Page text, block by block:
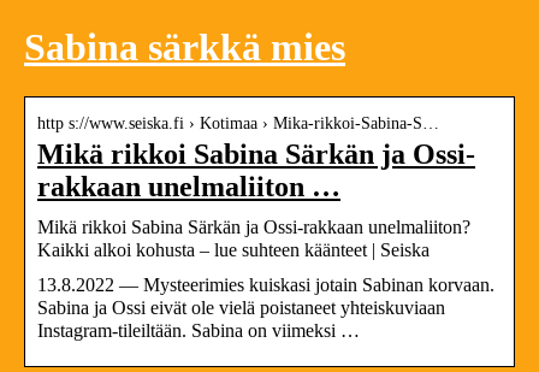
Sabina särkkä mies
http s://www.seiska.fi › Kotimaa › Mika-rikkoi-Sabina-S…
Mikä rikkoi Sabina Särkän ja Ossi-
rakkaan unelmaliiton …
Mikä rikkoi Sabina Särkän ja Ossi-rakkaan unelmaliiton?
Kaikki alkoi kohusta – lue suhteen käänteet | Seiska
13.8.2022 — Mysteerimies kuiskasi jotain Sabinan korvaan.
Sabina ja Ossi eivät ole vielä poistaneet yhteiskuviaan
Instagram-tileiltään. Sabina on viimeksi …